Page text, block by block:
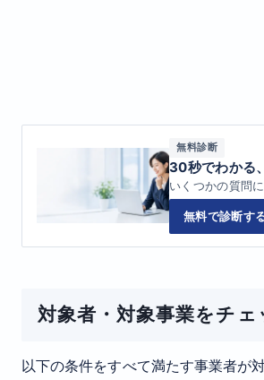
無料診断
30秒でわかる
いくつかの質問
無料で診断す
対象者・対象事業をチェ
以下の条件をすべて満たす事業者が